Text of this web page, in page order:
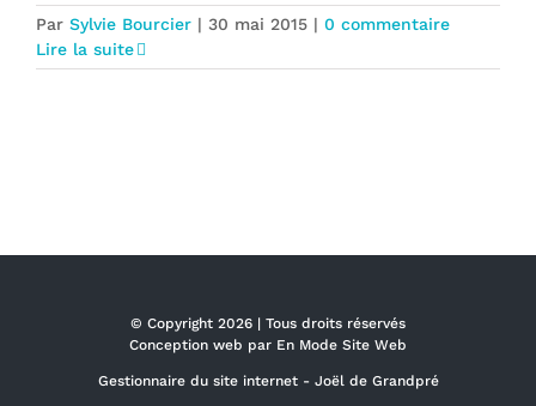
Par Sylvie Bourcier | 30 mai 2015 | 0 commentaire
Lire la suite
© Copyright 2026 | Tous droits réservés
Conception web par En Mode Site Web
Gestionnaire du site internet - Joël de Grandpré